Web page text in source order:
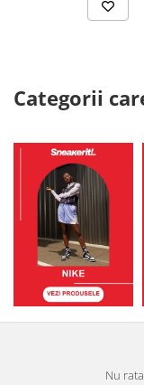
Categorii
Nu